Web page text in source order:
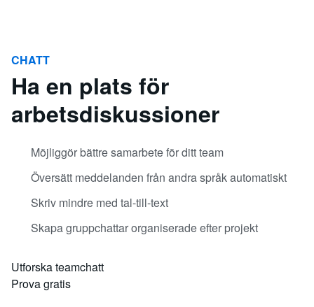
CHATT
Ha en plats för
arbetsdiskussioner
Möjliggör bättre samarbete för ditt team
Översätt meddelanden från andra språk automatiskt
Skriv mindre med tal-till-text
Skapa gruppchattar organiserade efter projekt
Utforska teamchatt
Prova gratis